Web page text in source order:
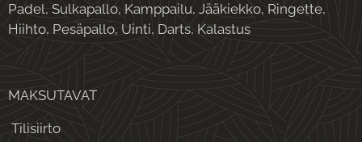
Padel, Sulkapallo, Kamppailu, Jääkiekko, Ringette,
Hiihto, Pesäpallo, Uinti, Darts, Kalastus
MAKSUTAVAT
Tilisiirto